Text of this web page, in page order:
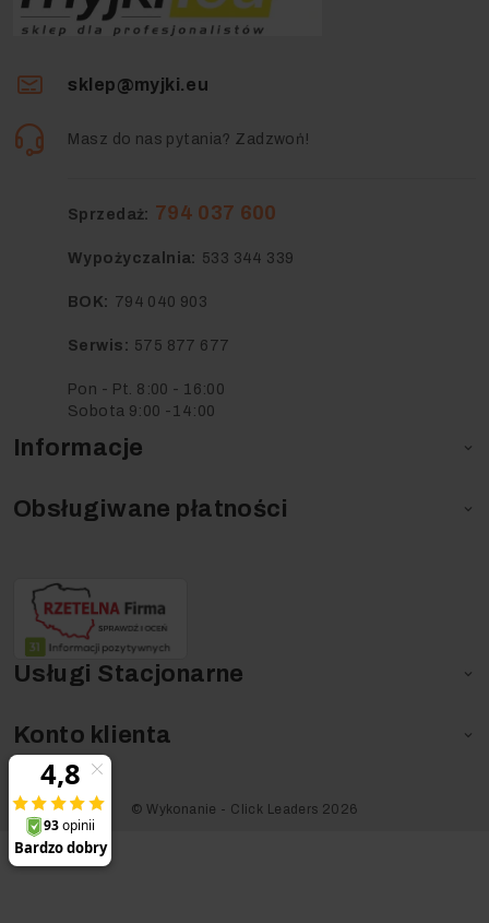
Informacje 
Obsługiwane płatności 
Usługi Stacjonarne 
Konto klienta 
sklep@myjki.eu
Masz do nas pytania? Zadzwoń!
Sprzedaż: 794 037 600
Wypożyczalnia: 533 344 339
BOK: 794 040 903
Serwis: 575 877 677
Pon - Pt. 8:00 - 16:00
Sobota 9:00 -14:00
©️ Wykonanie - Click Leaders 2026